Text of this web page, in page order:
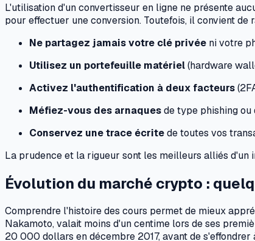
L'utilisation d'un convertisseur en ligne ne présente
pour effectuer une conversion. Toutefois, il convient
Ne partagez jamais votre clé privée ni votre
Utilisez un portefeuille matériel(hardware
Activez l'authentification à deux facteurs
Méfiez-vous des arnaquesde type phishing ou
Conservez une trace écritede toutes vos
La prudence et la rigueur sont les meilleurs alliés
Évolution du marché crypto :
Comprendre l'histoire des cours permet de mieux
Nakamoto, valait moins d'un centime lors de ses
20 000 dollars en décembre 2017, avant de